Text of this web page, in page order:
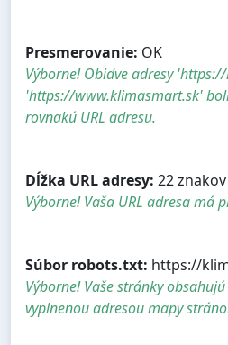
Presmerovanie: OK
Výborne! Obidve adresy
'https://www.klimasmart.sk'
rovnakú URL adresu.
Dĺžka URL adresy: 22 znakov
Výborne! Vaša URL adresa má
Súbor robots.txt: https://
Výborne! Vaše stránky
vyplnenou adresou mapy